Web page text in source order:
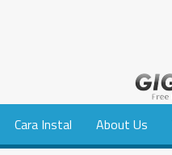
Cara Instal About Us